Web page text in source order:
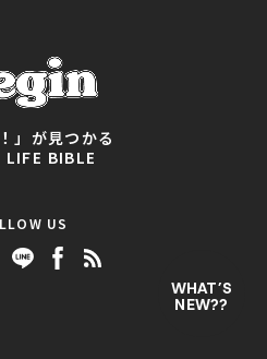
WHAT’S
NEW??
」が見つかる
LIFE BIBLE
US